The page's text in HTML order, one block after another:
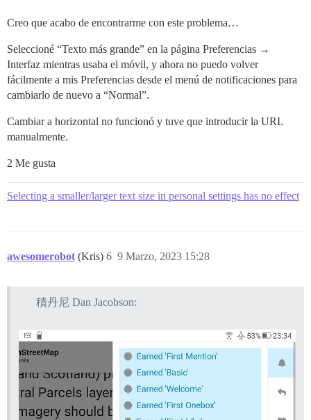
Creo que acabo de encontrarme con este problema…
Seleccioné “Texto más grande” en la página Preferencias →
Interfaz mientras usaba el móvil, y ahora no puedo volver
fácilmente a mis Preferencias desde el menú de notificaciones para
cambiarlo de nuevo a “Normal”.
Cambiar a horizontal no funcionó y tuve que introducir la URL
manualmente.
2 Me gusta
Selecting a smaller/larger text size in personal settings has no effect
awesomerobot (Kris) 9 Marzo, 2023 15:28
6
積丹尼 Dan Jacobson: